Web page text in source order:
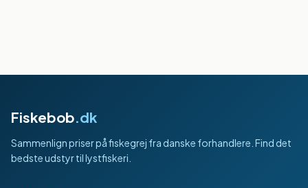
Fiskebob.dk
Sammenlign priser på fiskegrej fra danske forhandlere. Find det
bedste udstyr til lystfiskeri.